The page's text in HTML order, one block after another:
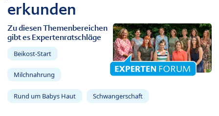
erkunden
Zu diesen Themenbereichen
gibt es Expertenratschläge
Beikost-Start
Milchnahrung
Rund um Babys Haut Schwangerschaft